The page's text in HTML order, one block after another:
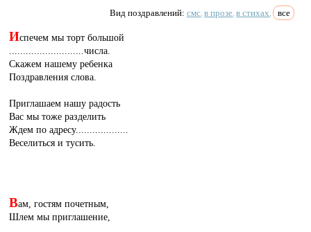
Вид поздравлений:смс, в прозе, в стихах, все
Испечем мы торт большой
...........................числа.
Скажем нашему ребенка
Поздравления слова.
Приглашаем нашу радость
Вас мы тоже разделить
Ждем по адресу...................
Веселиться и тусить.
Вам, гостям почетным,
Шлем мы приглашение,